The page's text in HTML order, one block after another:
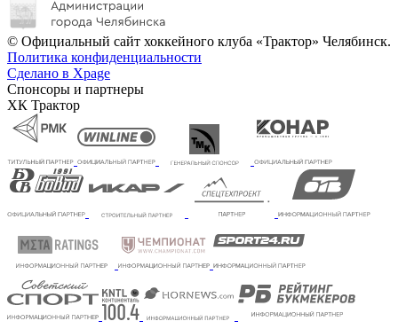
© Официальный сайт хоккейного клуба «Трактор» Челябинск.
Политика конфиденциальности
Сделано в Xpage
Спонсоры и партнеры
ХК Трактор